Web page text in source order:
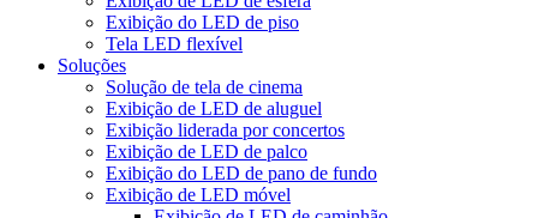
Exibição do LED de piso
Tela LED flexível
Soluções
Solução de tela de cinema
Exibição de LED de aluguel
Exibição liderada por concertos
Exibição de LED de palco
Exibição do LED de pano de fundo
Exibição de LED móvel